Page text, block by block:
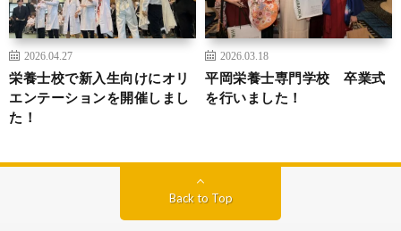
2026.04.27
栄養士校で新入生向けにオリ
エンテーションを開催しまし
た！
2026.03.18
平岡栄養士専門学校 卒業式
を行いました！
Back to Top